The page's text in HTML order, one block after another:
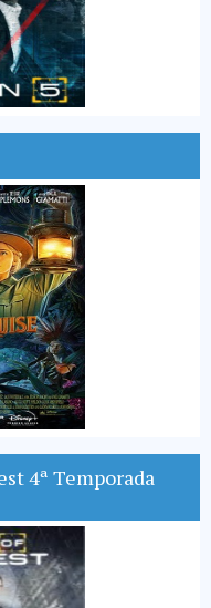
4ª Temporada